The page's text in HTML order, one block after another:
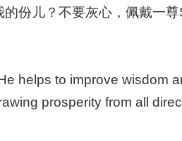
份儿？不要灰心，佩戴一尊
helps to improve wisdom
prosperity from all